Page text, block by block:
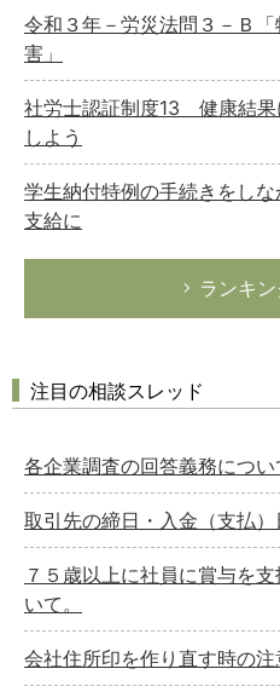
令和３年－労災法問３－Ｂ
害」
社労士認証制度13 健康結果
しよう
学生納付特例の手続きをし
支給に
ランキ
注目の相談スレッド
各企業調査の回答義務につい
取引先の締日・入金（支払
７５歳以上に社員に賞与を
いて。
会社住所印を作り直す時の注